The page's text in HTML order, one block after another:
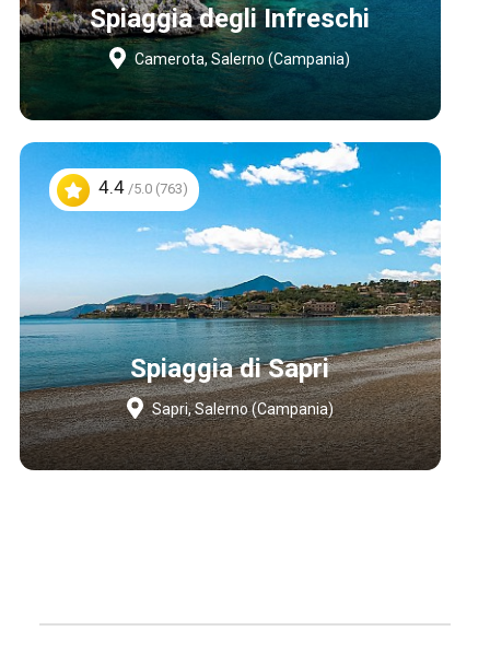
Spiaggia degli Infreschi
Camerota, Salerno (Campania)
4.4/5.0 (763)
Spiaggia di Sapri
Sapri, Salerno (Campania)